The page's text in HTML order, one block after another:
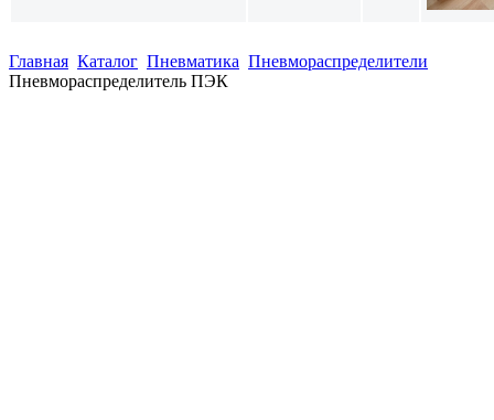
Главная Каталог Пневматика Пневмораспределители
Пневмораспределитель ПЭК